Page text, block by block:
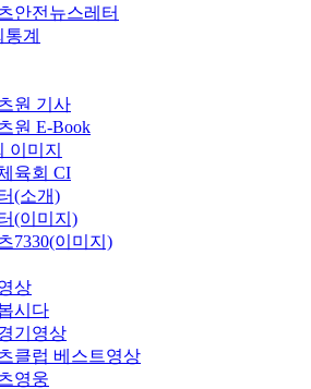
안전뉴스레터
계
원 기사
원 E-Book
이미지
육회 CI
(소개)
(이미지)
7330(이미지)
상
시다
기영상
클럽 베스트영상
영웅